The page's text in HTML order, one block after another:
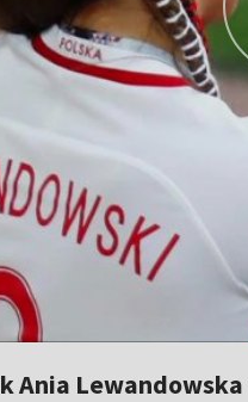
Ania Lewandowska